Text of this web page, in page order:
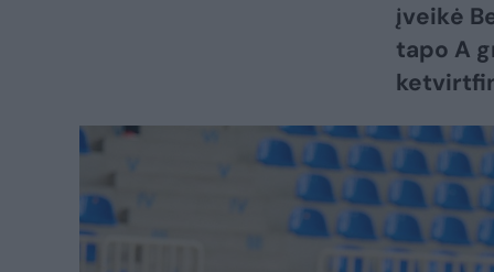
įveikė
tapo A